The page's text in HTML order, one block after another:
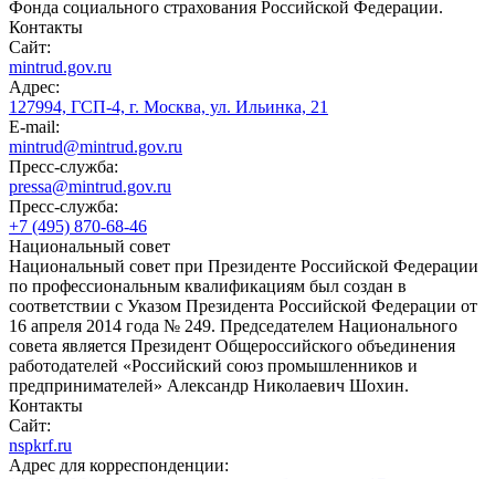
Фонда социального страхования Российской Федерации.
Контакты
Сайт:
mintrud.gov.ru
Адрес:
127994, ГСП-4, г. Москва, ул. Ильинка, 21
E-mail:
mintrud@mintrud.gov.ru
Пресс-служба:
pressa@mintrud.gov.ru
Пресс-служба:
+7 (495) 870-68-46
Национальный совет
Национальный совет при Президенте Российской Федерации
по профессиональным квалификациям был создан в
соответствии с Указом Президента Российской Федерации от
16 апреля 2014 года № 249. Председателем Национального
совета является Президент Общероссийского объединения
работодателей «Российский союз промышленников и
предпринимателей» Александр Николаевич Шохин.
Контакты
Сайт:
nspkrf.ru
Адрес для корреспонденции: